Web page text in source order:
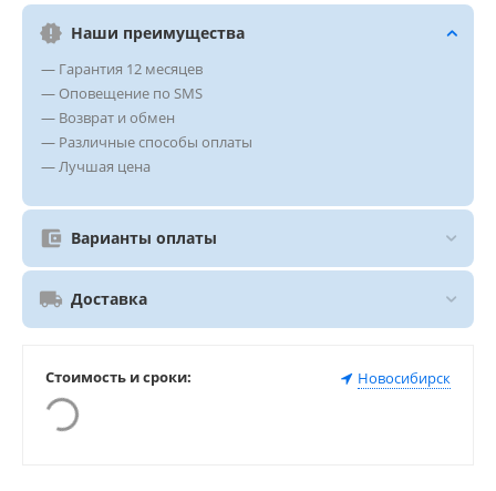
Наши преимущества
— Гарантия 12 месяцев
— Оповещение по SMS
— Возврат и обмен
— Различные способы оплаты
— Лучшая цена
Варианты оплаты
Доставка
Стоимость и сроки: Новосибирск